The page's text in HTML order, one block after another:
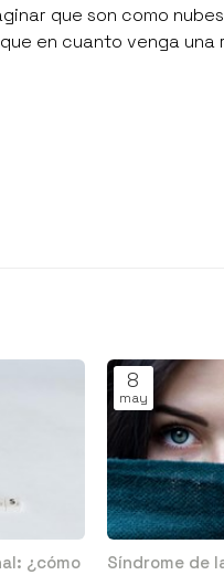
que son como
en cuanto venga una
¿cómo
8
may
Síndrome de